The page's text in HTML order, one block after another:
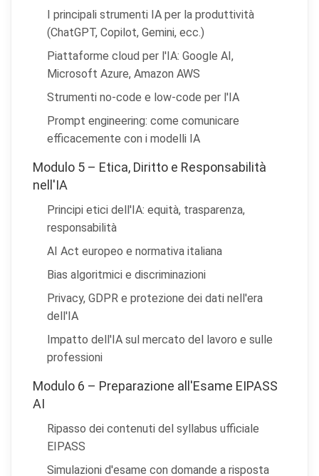
I principali strumenti IA per la produttività
(ChatGPT, Copilot, Gemini, ecc.)
Piattaforme cloud per l'IA: Google AI,
Microsoft Azure, Amazon AWS
Strumenti no-code e low-code per l'IA
Prompt engineering: come comunicare
efficacemente con i modelli IA
Modulo 5 – Etica, Diritto e Responsabilità
nell'IA
Principi etici dell'IA: equità, trasparenza,
responsabilità
AI Act europeo e normativa italiana
Bias algoritmici e discriminazioni
Privacy, GDPR e protezione dei dati nell'era
dell'IA
Impatto dell'IA sul mercato del lavoro e sulle
professioni
Modulo 6 – Preparazione all'Esame EIPASS
AI
Ripasso dei contenuti del syllabus ufficiale
EIPASS
Simulazioni d'esame con domande a risposta
Preferenze cookie
necessari sono sempre attivi perché indispensabili al
funzionamento del sito.
Cookie necessari
Indispensabili al funzionamento del sito (sessione,
sicurezza, preferenze tecniche). Senza di essi il sito
Permettono al sito di ricordare scelte che modificano
l'aspetto o il comportamento (es. lingua, layout).